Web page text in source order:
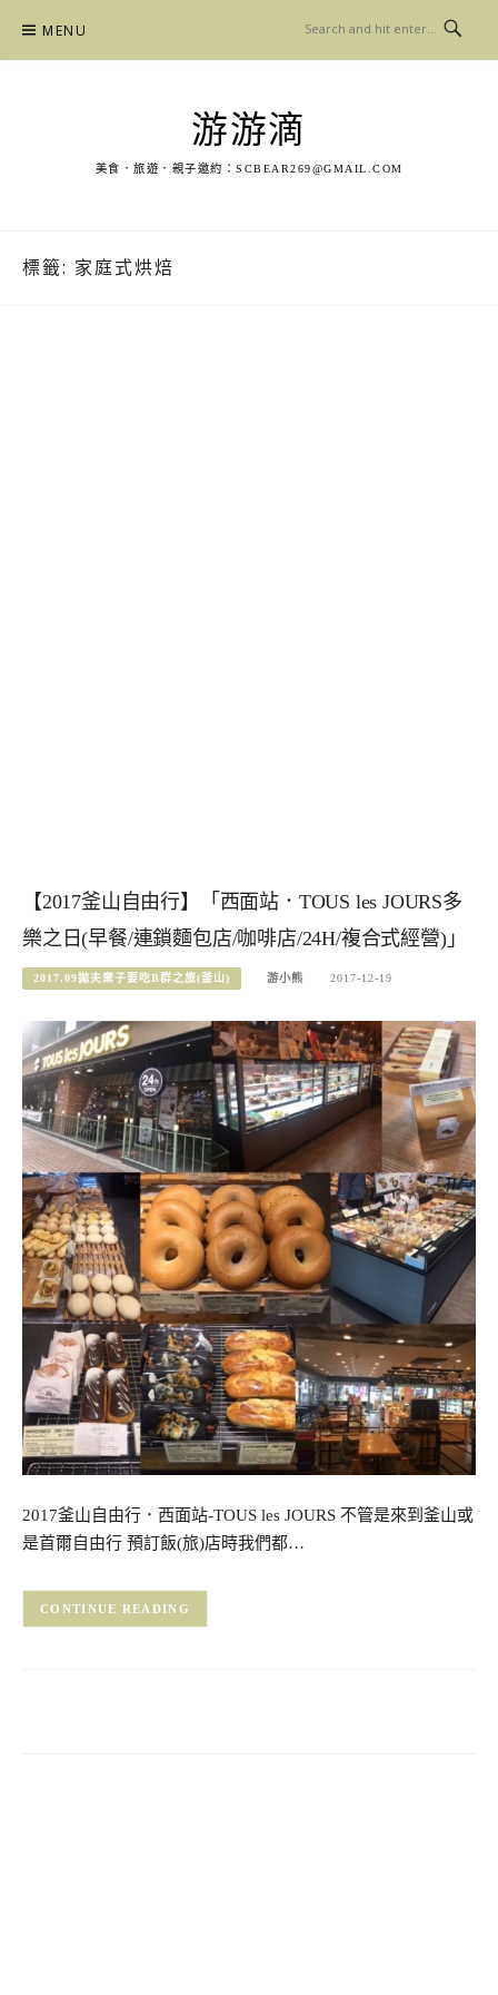
content
MENU
游游滴
美食．旅遊．親子邀約： SCBEAR269@GMAIL.COM
標籤: 家庭式烘焙
【2017釜山自由行】「西面站．TOUS les JOURS多
樂之日(早餐/連鎖麵包店/咖啡店/24H/複合式經營)」
2017.09拋夫棄子要吃B群之旅(釜山) 游小熊 2017-12-19
2017釜山自由行．西面站-TOUS les JOURS 不管是來到釜山或
是首爾自由行 預訂飯(旅)店時我們都…
CONTINUE READING